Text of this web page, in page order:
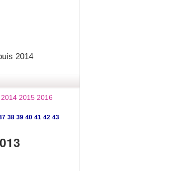
2014
2014 2015 2016
38 39 40 41 42 43